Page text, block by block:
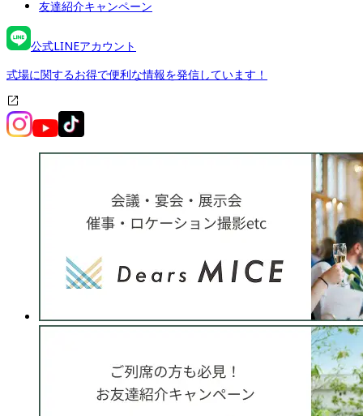
友達紹介キャンペーン
公式LINEアカウント
式場に関するお得で便利な情報を発信しています！